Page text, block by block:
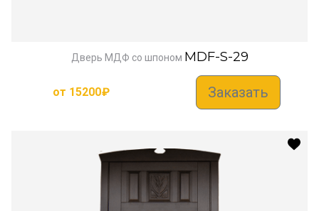
Дверь МДФ со шпоном MDF-S-29
от 15200₽ Заказать